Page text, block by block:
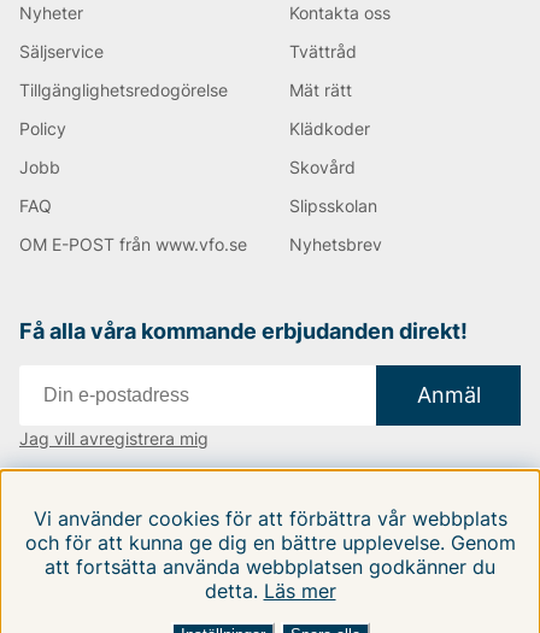
Nyheter
Säljservice
Tillgänglighetsredogörelse
Policy
Jobb
FAQ
OM E-POST från www.vfo.se
Kontakta oss
Tvättråd
Mät rätt
Klädkoder
Skovård
Slipsskolan
Nyhetsbrev
Få alla våra kommande erbjudanden direkt!
Anmäl
Jag vill avregistrera mig
Följ oss på våra sociala medier
Vi använder cookies för att förbättra vår webbplats
och för att kunna ge dig en bättre upplevelse. Genom
att fortsätta använda webbplatsen godkänner du
detta. Läs mer